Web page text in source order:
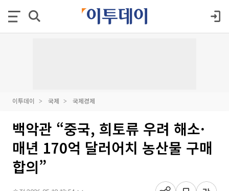
이투데이 국제 국제경제
백악관 “중국, 희토류 우려 해소·
매년 170억 달러어치 농산물 구매
합의”